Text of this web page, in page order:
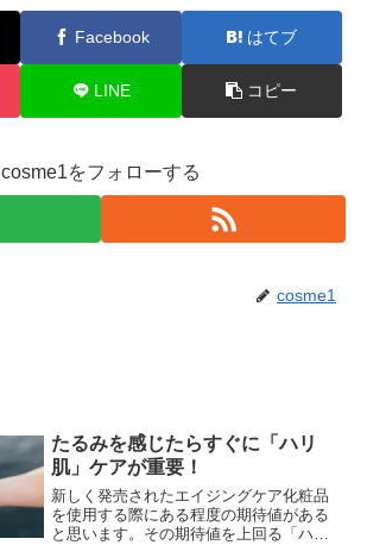
Facebook はてブ
LINE コピー
cosme1をフォローする
cosme1
たるみを感じたらすぐに「ハリ
肌」ケアが重要！
新しく発売されたエイジングケア化粧品
を使用する際にある程度の期待値がある
と思います。その期待値を上回る「ハ